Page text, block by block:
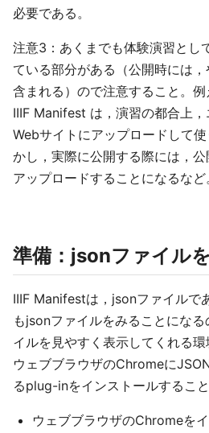
必要である。
注意3：あくまでも体験演習とし
ている部分がある（公開時には
含まれる）ので注意すること。
IIIF Manifest は，演習の都合上
Webサイトにアップロードして
かし，実際に公開する際には，
アップロードすることになるなど
準備：jsonファイル
IIIF Manifestは，jsonファイルで
もjsonファイルをみることにな
イルを見やすく表示してくれる環
ウェブブラウザのChromeに
るplug-inをインストールすること
ウェブブラウザのChromeを